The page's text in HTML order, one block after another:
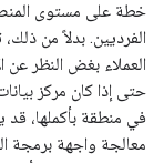
خطة على مستوى
الفرديين. بدلاً من
العملاء بغض النظر عن
حتى إذا كان مركز
في منطقة بأكملها،
معالجة واجهة برمجة